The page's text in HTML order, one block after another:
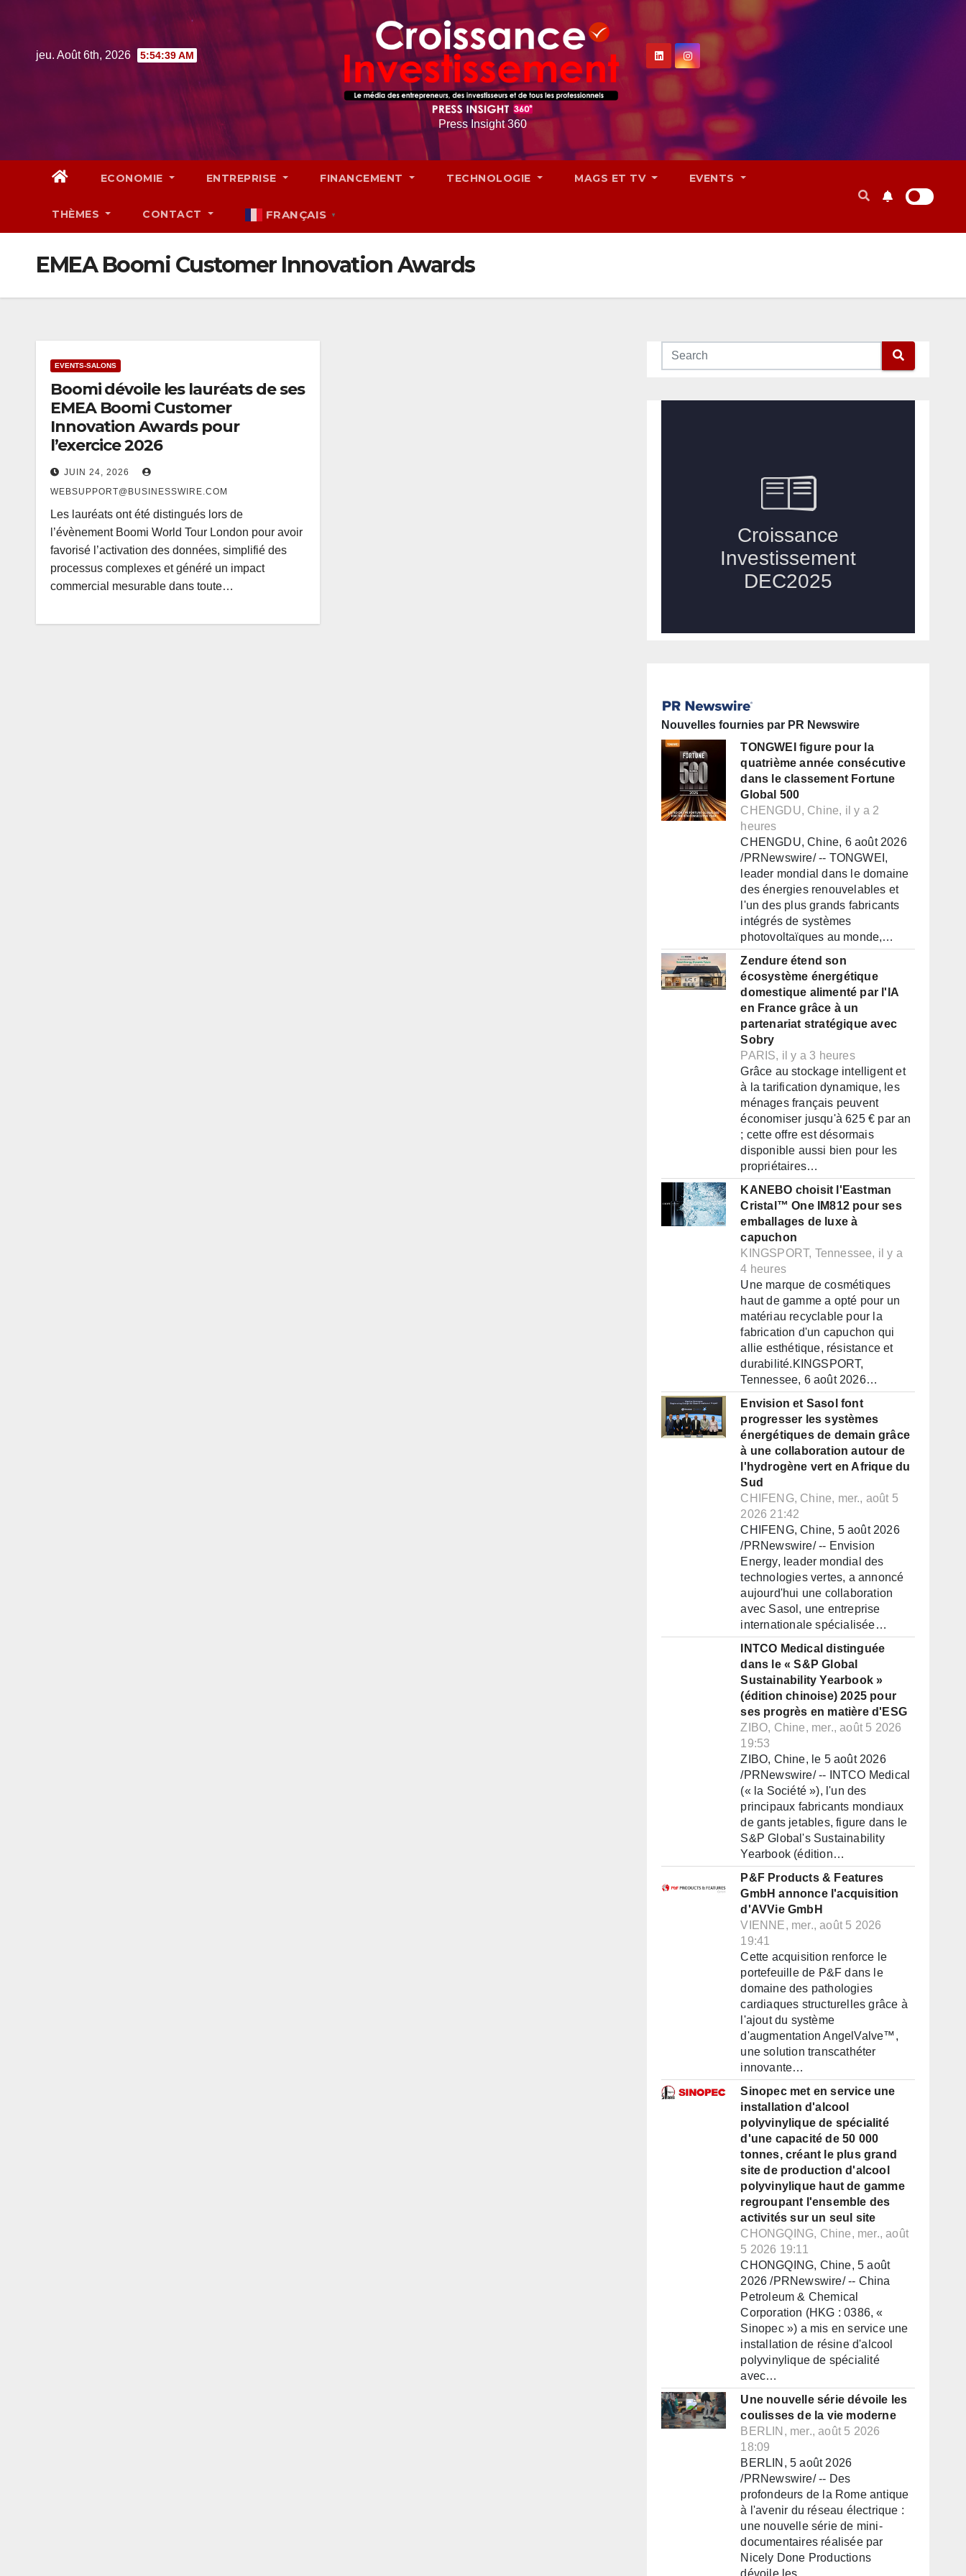
jeu. Août 6th, 2026 5:54:40 AM
Press Insight 360
ECONOMIE ENTREPRISE FINANCEMENT TECHNOLOGIE MAGS ET TV EVENTS
THÈMES CONTACT FRANÇAIS ▼
EMEA Boomi Customer Innovation Awards
EVENTS-SALONS
Boomi dévoile les lauréats de ses
EMEA Boomi Customer
Innovation Awards pour
l’exercice 2026
JUIN 24, 2026
WEBSUPPORT@BUSINESSWIRE.COM
Les lauréats ont été distingués lors de
l’évènement Boomi World Tour London pour avoir
favorisé l’activation des données, simplifié des
processus complexes et généré un impact
commercial mesurable dans toute…
Nouvelles fournies par PR Newswire
TONGWEI figure pour la
quatrième année consécutive
dans le classement Fortune
Global 500
CHENGDU, Chine, il y a 2
heures
CHENGDU, Chine, 6 août 2026
/PRNewswire/ -- TONGWEI,
leader mondial dans le domaine
des énergies renouvelables et
l'un des plus grands fabricants
intégrés de systèmes
photovoltaïques au monde,…
Zendure étend son
écosystème énergétique
domestique alimenté par l'IA
en France grâce à un
partenariat stratégique avec
Sobry
PARIS, il y a 3 heures
Grâce au stockage intelligent et
à la tarification dynamique, les
ménages français peuvent
économiser jusqu'à 625 € par an
; cette offre est désormais
disponible aussi bien pour les
propriétaires…
KANEBO choisit l'Eastman
Cristal™ One IM812 pour ses
emballages de luxe à
capuchon
KINGSPORT, Tennessee, il y a
4 heures
Une marque de cosmétiques
haut de gamme a opté pour un
matériau recyclable pour la
fabrication d'un capuchon qui
allie esthétique, résistance et
durabilité.KINGSPORT,
Tennessee, 6 août 2026…
Envision et Sasol font
progresser les systèmes
énergétiques de demain grâce
à une collaboration autour de
l'hydrogène vert en Afrique du
Sud
CHIFENG, Chine, mer., août 5
2026 21:42
CHIFENG, Chine, 5 août 2026
/PRNewswire/ -- Envision
Energy, leader mondial des
technologies vertes, a annoncé
aujourd'hui une collaboration
avec Sasol, une entreprise
internationale spécialisée…
INTCO Medical distinguée
dans le « S&P Global
Sustainability Yearbook »
(édition chinoise) 2025 pour
ses progrès en matière d'ESG
ZIBO, Chine, mer., août 5 2026
19:53
ZIBO, Chine, le 5 août 2026
/PRNewswire/ -- INTCO Medical
(« la Société »), l'un des
principaux fabricants mondiaux
de gants jetables, figure dans le
S&P Global's Sustainability
Yearbook (édition…
P&F Products & Features
GmbH annonce l'acquisition
d'AVVie GmbH
VIENNE, mer., août 5 2026
19:41
Cette acquisition renforce le
portefeuille de P&F dans le
domaine des pathologies
cardiaques structurelles grâce à
l'ajout du système
d'augmentation AngelValve™,
une solution transcathéter
innovante…
Sinopec met en service une
installation d'alcool
polyvinylique de spécialité
d'une capacité de 50 000
tonnes, créant le plus grand
site de production d'alcool
polyvinylique haut de gamme
regroupant l'ensemble des
activités sur un seul site
CHONGQING, Chine, mer., août
5 2026 19:11
CHONGQING, Chine, 5 août
2026 /PRNewswire/ -- China
Petroleum & Chemical
Corporation (HKG : 0386, «
Sinopec ») a mis en service une
installation de résine d'alcool
polyvinylique de spécialité
avec…
Une nouvelle série dévoile les
coulisses de la vie moderne
BERLIN, mer., août 5 2026
18:09
BERLIN, 5 août 2026
/PRNewswire/ -- Des
profondeurs de la Rome antique
à l'avenir du réseau électrique :
une nouvelle série de mini-
documentaires réalisée par
Nicely Done Productions
dévoile les…